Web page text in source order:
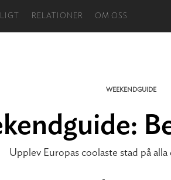
RELATIONER OM OSS
WEEKENDGUIDE
Upplev Europas coolaste stad på alla